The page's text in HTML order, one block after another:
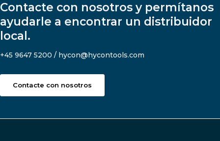
Contacte con nosotros y permítanos
ayudarle a encontrar un distribuidor
local.
+45 9647 5200 / hycon@hycontools.com
Contacte con nosotros